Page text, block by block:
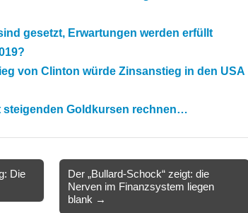
gesetzt, Erwartungen werden erfüllt
von Clinton würde Zinsanstieg in den USA
steigenden Goldkursen rechnen…
Die
Der „Bullard-Schock“ zeigt: die
Nerven im Finanzsystem liegen
blank →